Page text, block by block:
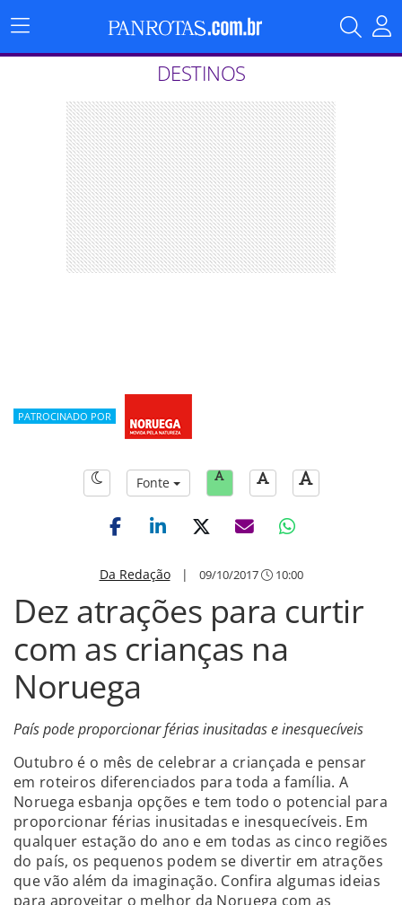
Menu
Principal
DESTINOS
PATROCINADO POR
Fonte
Da Redação| 09/10/2017 10:00
Dez atrações para curtir
com as crianças na
Noruega
País pode proporcionar férias inusitadas e inesquecíveis
Outubro é o mês de celebrar a criançada e pensar
em roteiros diferenciados para toda a família. A
Noruega esbanja opções e tem todo o potencial para
proporcionar férias inusitadas e inesquecíveis. Em
qualquer estação do ano e em todas as cinco regiões
do país, os pequenos podem se divertir em atrações
que vão além da imaginação. Confira algumas ideias
para aproveitar o melhor da Noruega com as